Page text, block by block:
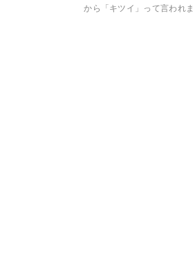
から「キツイ」って言われま